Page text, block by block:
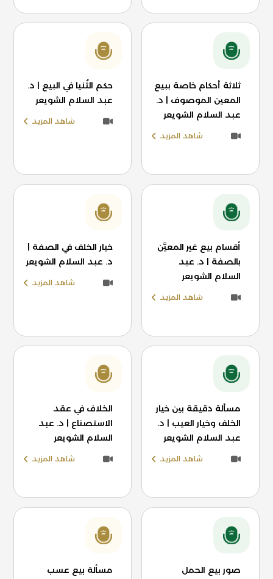
ثلاثة أحكام خاصة ببيع
المعين الموصوف | د.
عبد السلام الشويعر
شاهد المزيد
حكم الثُنيا في البيع | د.
عبد السلام الشويعر
شاهد المزيد
أقسام بيع غير المعيَّن
بالصفة | د. عبد
السلام الشويعر
شاهد المزيد
خيار الخلف في الصفة |
د. عبد السلام الشويعر
شاهد المزيد
مسألة دقيقة بين خيار
الخلف وخيار العيب | د.
عبد السلام الشويعر
شاهد المزيد
الخلاف في عقد
الاستصناع | د. عبد
السلام الشويعر
شاهد المزيد
صور بيع الحمل
مسألة بيع عسب